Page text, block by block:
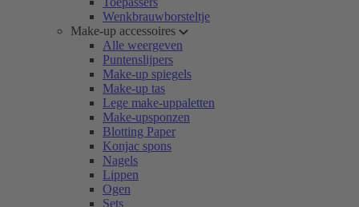
Wenkbrauwborsteltje
Make-up accessoires
Alle weergeven
Puntenslijpers
Make-up spiegels
Make-up tas
Lege make-uppaletten
Make-upsponzen
Blotting Paper
Konjac spons
Nagels
Lippen
Ogen
Sets